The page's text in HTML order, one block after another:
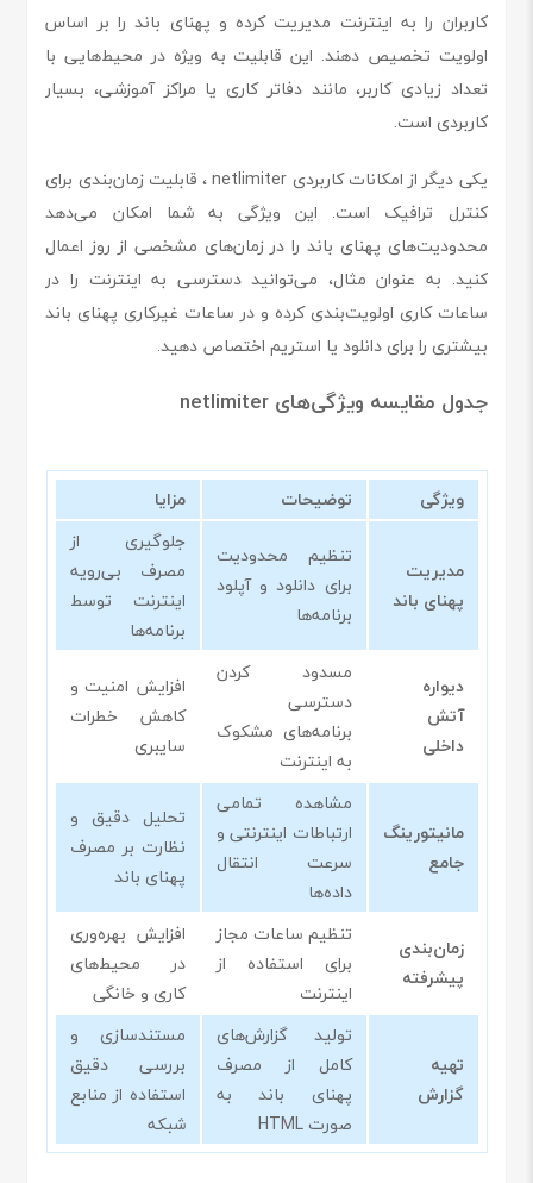
کاربران را به اینترنت مدیریت کرده و پهنای باند را بر اساس
اولویت تخصیص دهند. این قابلیت به ویژه در محیط‌هایی با
تعداد زیادی کاربر، مانند دفاتر کاری یا مراکز آموزشی، بسیار
کاربردی است.
یکی دیگر از امکانات کاربردی netlimiter ، قابلیت زمان‌بندی برای
کنترل ترافیک است. این ویژگی به شما امکان می‌دهد
محدودیت‌های پهنای باند را در زمان‌های مشخصی از روز اعمال
کنید. به عنوان مثال، می‌توانید دسترسی به اینترنت را در
ساعات کاری اولویت‌بندی کرده و در ساعات غیرکاری پهنای باند
بیشتری را برای دانلود یا استریم اختصاص دهید.
جدول مقایسه ویژگی‌های netlimiter
ویژگی توضیحات مزایا
مدیریت
پهنای باند
تنظیم محدودیت
برای دانلود و آپلود
برنامه‌ها
جلوگیری از
مصرف بی‌رویه
اینترنت توسط
برنامه‌ها
دیواره
آتش
داخلی
مسدود کردن
دسترسی
برنامه‌های مشکوک
به اینترنت
افزایش امنیت و
کاهش خطرات
سایبری
مانیتورینگ
جامع
مشاهده تمامی
ارتباطات اینترنتی و
سرعت انتقال
داده‌ها
تحلیل دقیق و
نظارت بر مصرف
پهنای باند
زمان‌بندی
پیشرفته
تنظیم ساعات مجاز
برای استفاده از
اینترنت
افزایش بهره‌وری
در محیط‌های
کاری و خانگی
تهیه
گزارش
تولید گزارش‌های
کامل از مصرف
پهنای باند به
صورت HTML
مستندسازی و
بررسی دقیق
استفاده از منابع
شبکه